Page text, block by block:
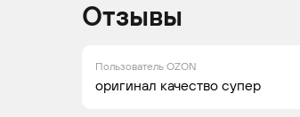
Отзывы
Пользователь OZON
оригинал качество супер